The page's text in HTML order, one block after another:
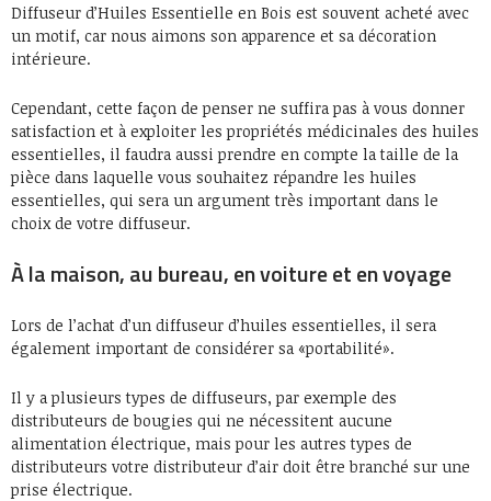
Diffuseur d’Huiles Essentielle en Bois est souvent acheté avec
un motif, car nous aimons son apparence et sa décoration
intérieure.
Cependant, cette façon de penser ne suffira pas à vous donner
satisfaction et à exploiter les propriétés médicinales des huiles
essentielles, il faudra aussi prendre en compte la taille de la
pièce dans laquelle vous souhaitez répandre les huiles
essentielles, qui sera un argument très important dans le
choix de votre diffuseur.
À la maison, au bureau, en voiture et en voyage
Lors de l’achat d’un diffuseur d’huiles essentielles, il sera
également important de considérer sa «portabilité».
Il y a plusieurs types de diffuseurs, par exemple des
distributeurs de bougies qui ne nécessitent aucune
alimentation électrique, mais pour les autres types de
distributeurs votre distributeur d’air doit être branché sur une
prise électrique.